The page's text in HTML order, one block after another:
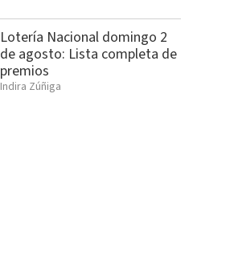
Lotería Nacional domingo 2
de agosto: Lista completa de
premios
Indira Zúñiga